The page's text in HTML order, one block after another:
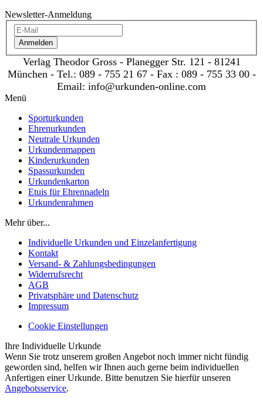
Newsletter-Anmeldung
Anmelden
Verlag Theodor Gross - Planegger Str. 121 - 81241
München - Tel.: 089 - 755 21 67 - Fax : 089 - 755 33 00 -
Email: info@urkunden-online.com
Menü
Sporturkunden
Ehrenurkunden
Neutrale Urkunden
Urkundenmappen
Kinderurkunden
Spassurkunden
Urkundenkarton
Etuis für Ehrennadeln
Urkundenrahmen
Mehr über...
Individuelle Urkunden und Einzelanfertigung
Kontakt
Versand- & Zahlungsbedingungen
Widerrufsrecht
AGB
Privatsphäre und Datenschutz
Impressum
Cookie Einstellungen
Ihre Individuelle Urkunde
Wenn Sie trotz unserem großen Angebot noch immer nicht fündig
geworden sind, helfen wir Ihnen auch gerne beim individuellen
Anfertigen einer Urkunde. Bitte benutzen Sie hierfür unseren
Angebotsservice.